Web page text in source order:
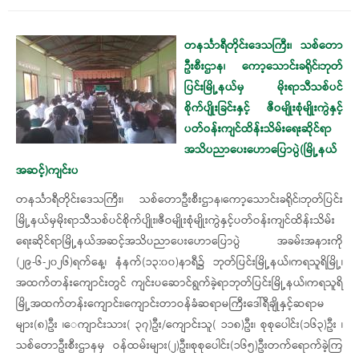
တနင်္သာရီတိုင်းဒေသကြီး၊ သစ်တော
ဦးစီးဌာန၊ ကော့သောင်းခရိုင်၊ဘုတ်
ပြင်းမြို့နယ်မှ မိုးရာသီသစ်ပင်
စိုက်ပျိုးခြင်းနှင့် ဇီဝမျိုးစုံမျိုးကွဲနှင့်
ပတ်ဝန်းကျင်ထိန်းသိမ်း​ရေးဆိုင်ရာ
အသိပညာပေးဟောပြောပွဲ(မြို့နယ်
အဆင့်)ကျင်းပ
တနင်္သာရီတိုင်းဒေသကြီး၊ သစ်တောဦးစီးဌာန၊ကော့သောင်းခရိုင်၊ဘုတ်ပြင်း
မြို့နယ်မှမိုးရာသီသစ်ပင်စိုက်ပျိုး၊ဇီဝမျိုးစုံမျိုးကွဲနှင့်ပတ်ဝန်းကျင်ထိန်းသိမ်း
ရေးဆိုင်ရာမြို့နယ်အဆင့်အသိပညာပေးဟောပြောပွဲ အခမ်းအနားကို
(၂၉-၆-၂၀၂၆)ရက်နေ့၊ နံနက်(၁၃:၀၀)နာရီ၌ ဘုတ်ပြင်းမြို့နယ်၊ကရသူရိမြို့၊
အထက်တန်းကျောင်းတွင် ကျင်းပဆောင်ရွက်ခဲ့ရာဘုတ်​ပြင်းမြို့နယ်၊ကရသူရိ
မြို့အထက်တန်းကျောင်း၊ကျောင်းတာဝန်ခံဆရာမကြီးဒေါ်ရီချိုနှင့်ဆရာမ
များ(၈)ဦး ၊​ေကျာင်းသား( ၃၇)ဦး/ကျောင်းသူ( ၁၁၈)ဦး၊ စုစုပေါင်း(၁၆၃)ဦး ၊
သစ်တောဦးစီးဌာနမှ ဝန်ထမ်းများ(၂)ဦး၊စုစုပေါင်း(၁၆၅)ဦးတက်ရောက်ခဲ့ကြ